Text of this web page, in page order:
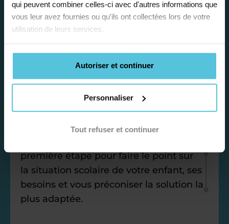
qui peuvent combiner celles-ci avec d'autres informations que
vous leur avez fournies ou qu'ils ont collectées lors de votre
utilisation de leurs services.
Autoriser et continuer
Personnaliser
Tout refuser et continuer
Étape 1
Je vous propose un
bilan personnalisé
première étape pour faire le point sur
la situation scolaire de votre enfant, ses
besoins et vous préconiser la solution la
plus adaptée.